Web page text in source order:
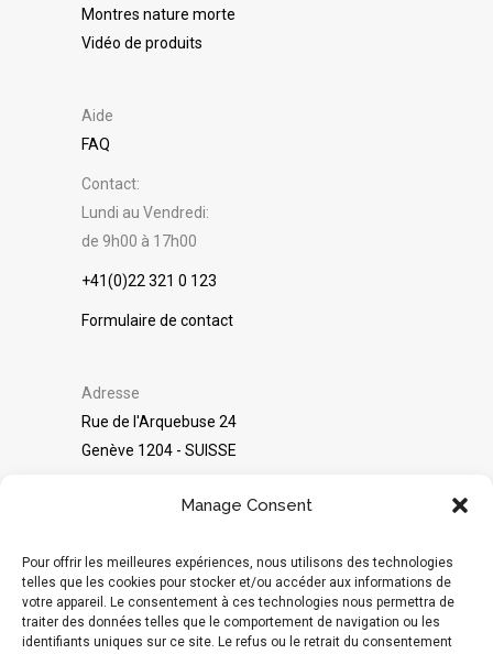
Manage Consent
Pour offrir les meilleures expériences, nous utilisons des technologies
telles que les cookies pour stocker et/ou accéder aux informations de
votre appareil. Le consentement à ces technologies nous permettra de
traiter des données telles que le comportement de navigation ou les
identifiants uniques sur ce site. Le refus ou le retrait du consentement
Montres nature morte
Vidéo de produits
Aide
FAQ
Contact:
Lundi au Vendredi:
de 9h00 à 17h00
+41(0)22 321 0 123
Formulaire de contact
Adresse
Rue de l'Arquebuse 24
Genève 1204 - SUISSE
Réseaux sociaux